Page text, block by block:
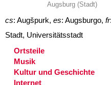
Augsburg (Stadt)
cs: Augšpurk, es: Augsburgo, fr
Stadt, Universitätsstadt
Ortsteile
Musik
Kultur und Geschichte
Internet